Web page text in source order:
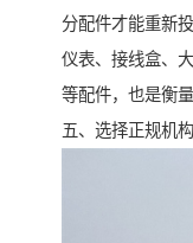
分配件才能重新
仪表、接线盒、
等配件，也是衡
五、选择正规机